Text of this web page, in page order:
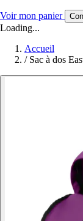
Voir mon panier
Loading...
Accueil
/ Sac à dos